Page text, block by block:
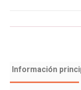
Información